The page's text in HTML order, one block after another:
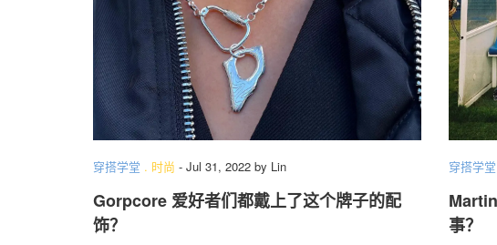
穿搭学堂 . 时尚 - Jul 31, 2022 by Lin
Gorpcore 爱好者们都戴上了这个牌子的配
饰？
穿搭学堂
事？